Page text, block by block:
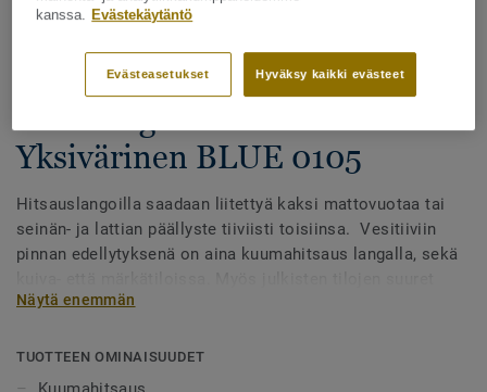
Hitsauslangat - Homogeeniset
Yksivärinen BLUE 0105
Hitsauslangoilla saadaan liitettyä kaksi mattovuotaa tai
seinän- ja lattian päällyste tiiviisti toisiinsa. Vesitiiviin
pinnan edellytyksenä on aina kuumahitsaus langalla, sekä
alueet tulee aina lankahitsata. Hitsatut saumat myös
rakoihin. Hitsauslankoja on saatavilla yksi- tai
monivärisenä, joko häivyttämään saumakohdat tai
Näytä enemmän
TUOTTEEN OMINAISUUDET
kanssa.
Evästekäytäntö
Hyväksy kaikki evästeet
Evästeasetukset